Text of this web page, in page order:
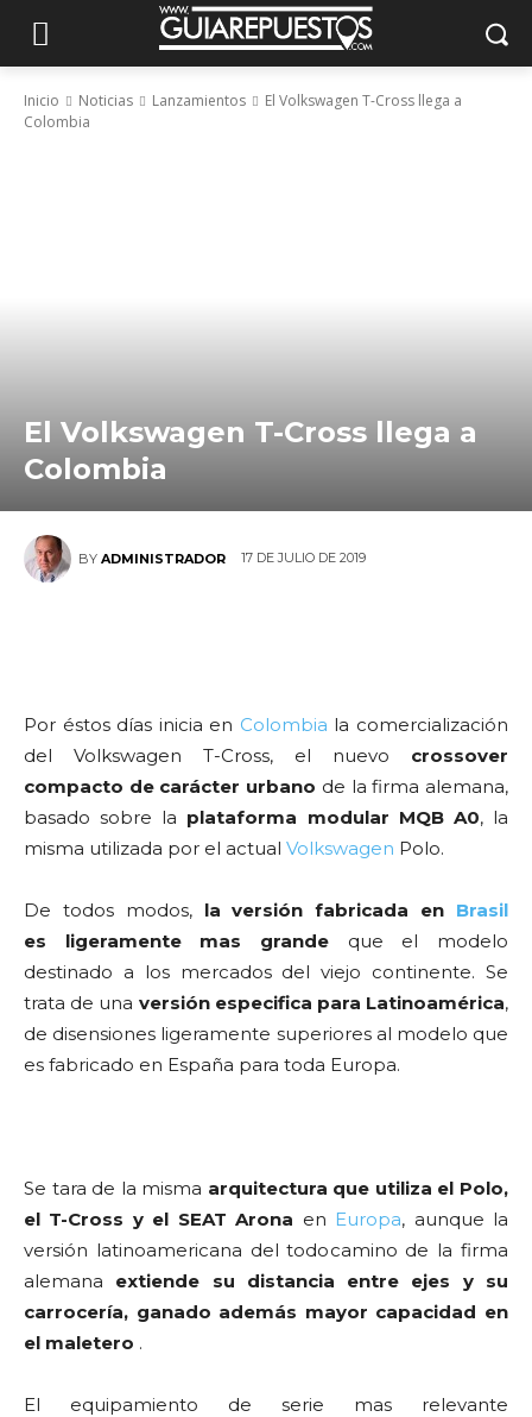
Inicio Noticias Lanzamientos
El Volkswagen T-Cross llega a
Colombia
El Volkswagen T-Cross llega a
Colombia
BY ADMINISTRADOR 17 DE JULIO DE 2019
Por éstos días inicia en Colombia la comercialización
del Volkswagen T-Cross, el nuevo crossover
compacto de carácter urbano de la firma alemana,
basado sobre la plataforma modular MQB A0, la
misma utilizada por el actual Volkswagen Polo.
De todos modos, la versión fabricada en Brasil
es
ligeramente mas grande que el modelo
destinado a los mercados del viejo continente. Se
trata de una versión especifica para Latinoamérica,
de disensiones ligeramente superiores al modelo que
es fabricado en España para toda Europa.
Se tara de la misma arquitectura que utiliza el Polo,
el T-Cross y el SEAT Arona en Europa, aunque la
versión latinoamericana del todocamino de la firma
alemana extiende su distancia entre ejes y su
carrocería, ganado además mayor capacidad en
el maletero .
El equipamiento de serie mas relevante